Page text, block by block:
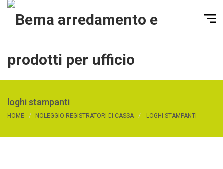
loghi stampanti
HOME NOLEGGIO REGISTRATORI DI CASSA LOGHI STAMPANTI